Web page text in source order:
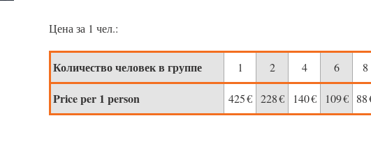
Цена за 1 чел.:
Количество человек в группе 1 2 4 6 8
Price per 1 person 425€ 228€ 140€ 109€ 88